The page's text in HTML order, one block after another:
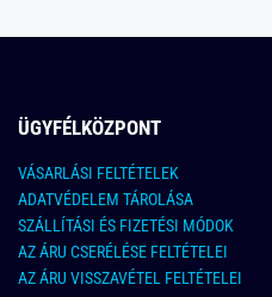
ÜGYFÉLKÖZPONT
VÁSARLÁSI FELTÉTELEK
ADATVÉDELEM TÁROLÁSA
SZÁLLÍTÁSI ÉS FIZETÉSI MÓDOK
AZ ÁRU CSERÉLÉSE FELTÉTELEI
AZ ÁRU VISSZAVÉTEL FELTÉTELEI